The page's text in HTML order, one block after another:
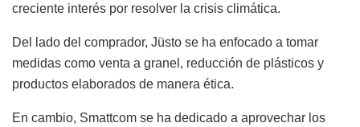
creciente interés por resolver la crisis climática.
Del lado del comprador, Jüsto se ha enfocado a tomar
medidas como venta a granel, reducción de plásticos y
productos elaborados de manera ética.
En cambio, Smattcom se ha dedicado a aprovechar los